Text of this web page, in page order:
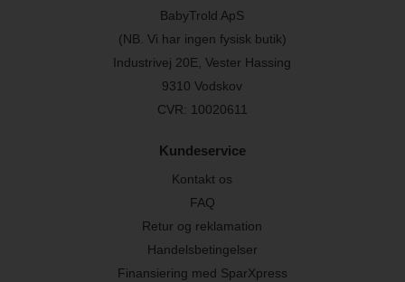
BabyTrold ApS
(NB. Vi har ingen fysisk butik)
Industrivej 20E, Vester Hassing
9310 Vodskov
CVR: 10020611
Kundeservice
Kontakt os
FAQ
Retur og reklamation
Handelsbetingelser
Finansiering med SparXpress